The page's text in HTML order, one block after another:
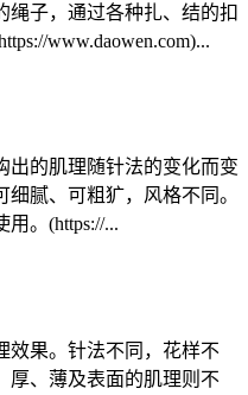
绳子，通过各种扎、结的扣
www.daowen.com)...
出的肌理随针法的变化而变
腻、可粗犷，风格不同。
。(https://...
效果。针法不同，花样不
厚、薄及表面的肌理则不